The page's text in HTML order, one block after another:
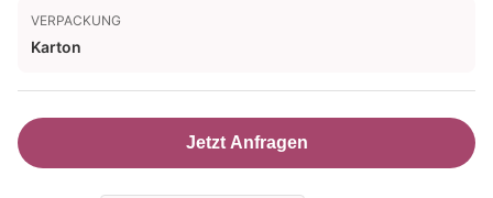
VERPACKUNG
Karton
Jetzt Anfragen